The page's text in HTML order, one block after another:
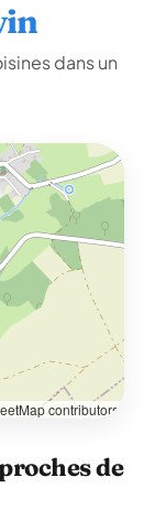
dans un
contributors
de